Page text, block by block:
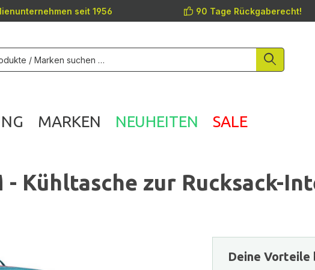
seit 1956 90 Tage Rückgaberecht!
MARKEN NEUHEITEN SALE
- Kühltasche zur Rucksack-
Deine Vorteile